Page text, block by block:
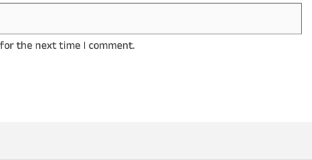
the next time I comment.